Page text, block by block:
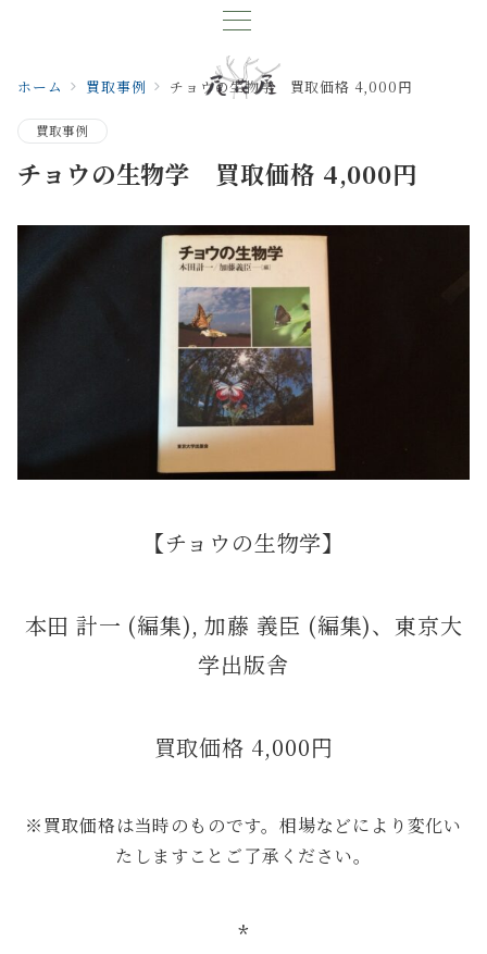
ホーム 買取事例 チョウの生物学 買取価格 4,000円
買取事例
チョウの生物学 買取価格 4,000円
【チョウの生物学】
本田 計一 (編集), 加藤 義臣 (編集)、東京大
学出版舎
買取価格 4,000円
※買取価格は当時のものです。相場などにより変化い
たしますことご了承ください。
*